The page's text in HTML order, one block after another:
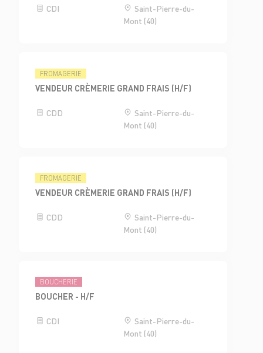
CDI
Saint-Pierre-du-
Mont (40)
FROMAGERIE
VENDEUR CRÈMERIE GRAND FRAIS (H/F)
CDD
Saint-Pierre-du-
Mont (40)
FROMAGERIE
VENDEUR CRÈMERIE GRAND FRAIS (H/F)
CDD
Saint-Pierre-du-
Mont (40)
BOUCHERIE
BOUCHER - H/F
CDI
Saint-Pierre-du-
Mont (40)